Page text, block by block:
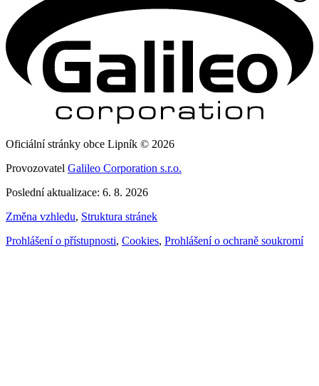
Oficiální stránky obce Lipník © 2026
Provozovatel Galileo Corporation s.r.o.
Poslední aktualizace: 6. 8. 2026
Změna vzhledu, Struktura stránek
Prohlášení o přístupnosti, Cookies, Prohlášení o ochraně soukromí